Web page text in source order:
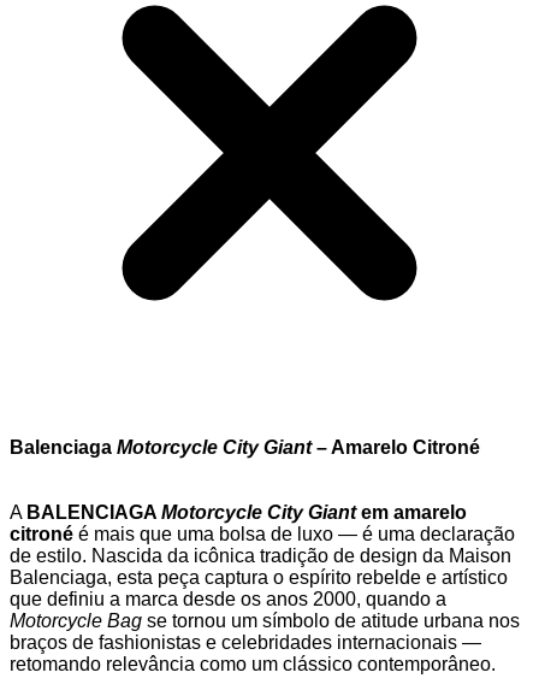
Balenciaga Motorcycle City Giant– Amarelo Citroné
A BALENCIAGA Motorcycle City Giantem amarelo
citroné é mais que uma bolsa de luxo — é uma declaração
de estilo. Nascida da icônica tradição de design da Maison
Balenciaga, esta peça captura o espírito rebelde e artístico
que definiu a marca desde os anos 2000, quando a
Motorcycle Bag se tornou um símbolo de atitude urbana nos
braços de fashionistas e celebridades internacionais —
retomando relevância como um clássico contemporâneo.